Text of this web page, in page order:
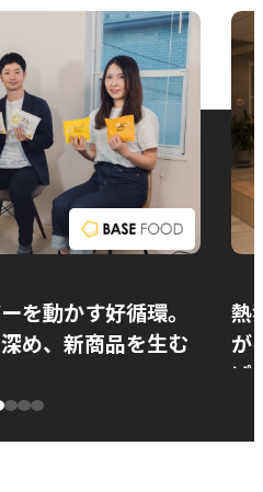
を動かす好循環。
め、新商品を生む
熱
が
ぱ